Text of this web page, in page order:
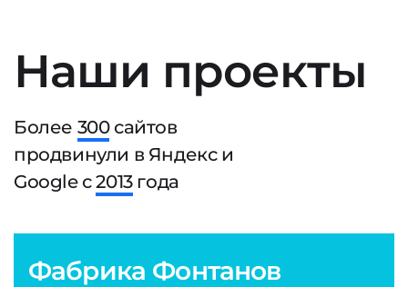
Наши проекты
Более 300сайтов
продвинули в Яндекс и
Google с2013года
Фабрика Фонтанов